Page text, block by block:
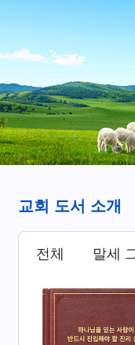
교회 도서 소개
전체 말세